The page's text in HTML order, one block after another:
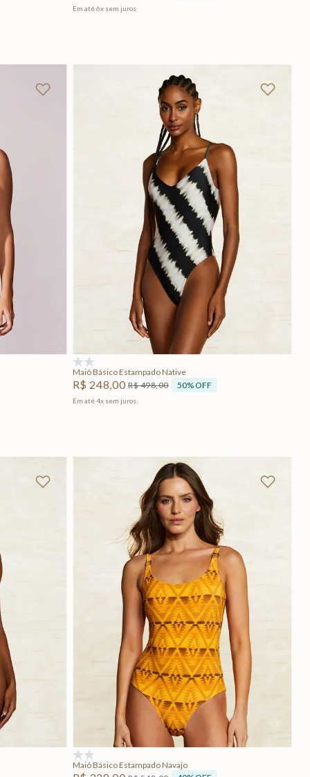
Em até6x sem juros
PP
Adicionar na sacola
Maiô Básico Estampado Native
R$ 248,00 R$498,00 50%OFF
Em até4x sem juros
GG PP P M
Adicionar na sacola
Maiô Básico Estampado Navajo